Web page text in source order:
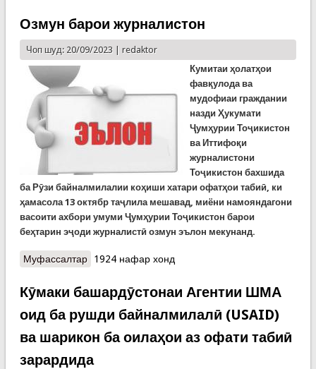
Файзобод
Озмун барои журналистон
Чоп шуд: 20/09/2023 | redaktor
Кумитаи ҳолатҳои
фавқулода ва
мудофиаи граждании
назди Ҳукумати
Ҷумҳурии Тоҷикистон
ва Иттифоқи
журналистони
Тоҷикистон бахшида
ба Рӯзи байналмилалии коҳиши хатари офатҳои табиӣ, ки
ҳамасола 13 октябр таҷлила мешавад, миёни намояндагони
васоити ахбори умуми Ҷумҳурии Тоҷикистон барои
беҳтарин эҷоди журналистӣ озмун эълон мекунанд.
Муфассалтаро Озмун барои журналистон
1924 нафар хонд
Кӯмаки башардӯстонаи Агентии ШМА
оид ба рушди байналмилалӣ (USAID)
ва шарикон ба оилаҳои аз офати табиӣ
зарардида